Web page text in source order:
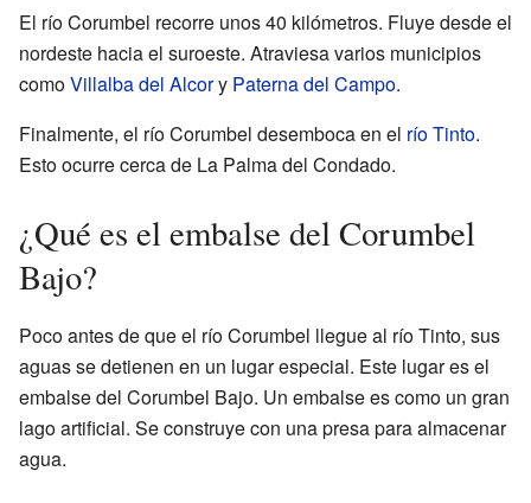
El río Corumbel recorre unos 40 kilómetros. Fluye desde el
nordeste hacia el suroeste. Atraviesa varios municipios
comoVillalba del Alcory Paterna del Campo.
Finalmente, el río Corumbel desemboca en el río Tinto.
Esto ocurre cerca de La Palma del Condado.
¿Qué es el embalse del Corumbel
Bajo?
Poco antes de que el río Corumbel llegue al río Tinto, sus
aguas se detienen en un lugar especial. Este lugar es el
embalse del Corumbel Bajo. Un embalse es como un gran
lago artificial. Se construye con una presa para almacenar
agua.